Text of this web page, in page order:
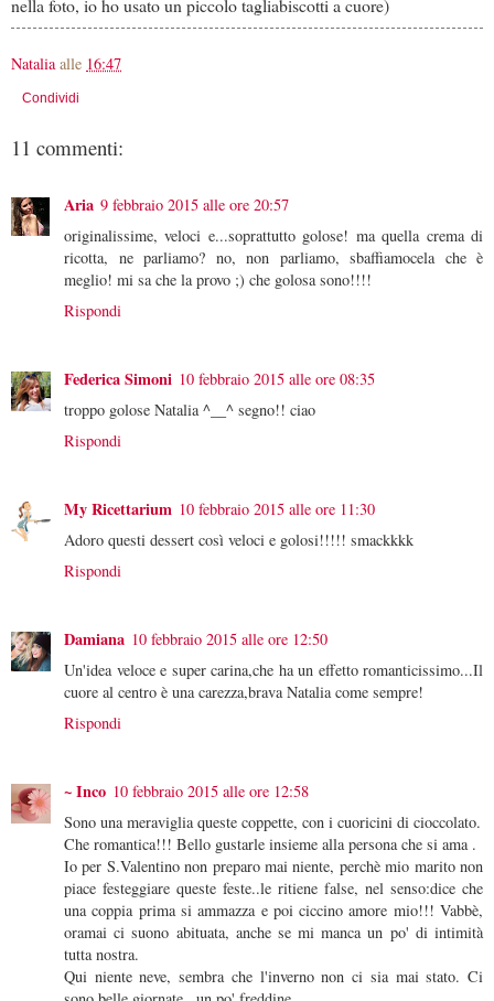
nella foto, io ho usato un piccolo tagliabiscotti a cuore)
Natalia alle 16:47
Condividi
11 commenti:
Aria 9 febbraio 2015 alle ore 20:57
originalissime, veloci e...soprattutto golose! ma quella crema di
ricotta, ne parliamo? no, non parliamo, sbaffiamocela che è
meglio! mi sa che la provo ;) che golosa sono!!!!
Rispondi
Federica Simoni 10 febbraio 2015 alle ore 08:35
troppo golose Natalia ^__^ segno!! ciao
Rispondi
My Ricettarium 10 febbraio 2015 alle ore 11:30
Adoro questi dessert così veloci e golosi!!!!! smackkkk
Rispondi
Damiana 10 febbraio 2015 alle ore 12:50
Un'idea veloce e super carina,che ha un effetto romanticissimo...Il
cuore al centro è una carezza,brava Natalia come sempre!
Rispondi
~ Inco 10 febbraio 2015 alle ore 12:58
Sono una meraviglia queste coppette, con i cuoricini di cioccolato.
Che romantica!!! Bello gustarle insieme alla persona che si ama .
Io per S.Valentino non preparo mai niente, perchè mio marito non
piace festeggiare queste feste..le ritiene false, nel senso:dice che
una coppia prima si ammazza e poi ciccino amore mio!!! Vabbè,
oramai ci suono abituata, anche se mi manca un po' di intimità
tutta nostra.
Qui niente neve, sembra che l'inverno non ci sia mai stato. Ci